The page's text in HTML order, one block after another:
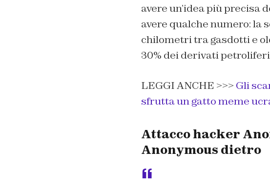
avere un’idea più precisa
avere qualche numero: la
chilometri tra gasdotti e
30% dei derivati
LEGGI ANCHE >>> Gli
sfrutta un gatto meme
Attacco hacker
Anonymous dietro